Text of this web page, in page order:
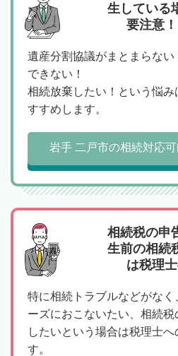
生している
要注意！
遺産分割協議がまとまらな
できない！
相続放棄したい！という悩
すすめします。
岩手 二戸市の相続対応
相続税の申
生前の相続
は税理
特に相続トラブルなどがな
ーズにおこないたい、相続
したいという場合は税理士
す。